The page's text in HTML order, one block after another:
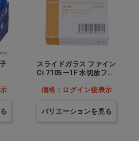
スライドガラス ファイン
Ci 7105ー1F 水切放フロ
価格：ログイン後表示
バリエーションを見る